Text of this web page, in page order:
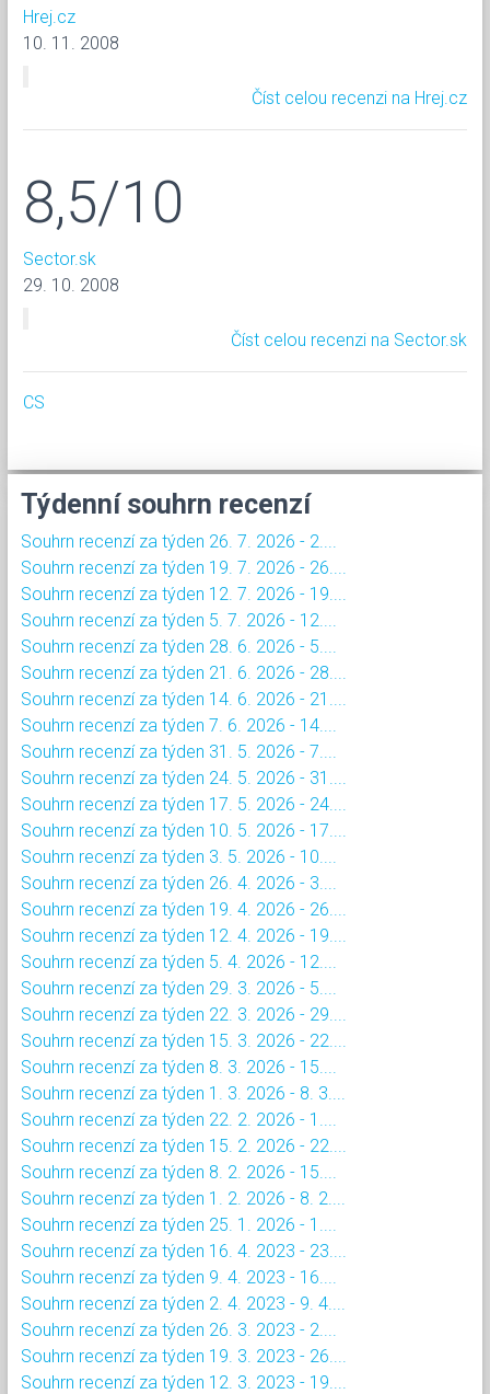
Hrej.cz
10. 11. 2008
Číst celou recenzi na Hrej.cz
8,5/10
Sector.sk
29. 10. 2008
Číst celou recenzi na Sector.sk
CS
Týdenní souhrn recenzí
Souhrn recenzí za týden 26. 7. 2026 - 2....
Souhrn recenzí za týden 19. 7. 2026 - 26....
Souhrn recenzí za týden 12. 7. 2026 - 19....
Souhrn recenzí za týden 5. 7. 2026 - 12....
Souhrn recenzí za týden 28. 6. 2026 - 5....
Souhrn recenzí za týden 21. 6. 2026 - 28....
Souhrn recenzí za týden 14. 6. 2026 - 21....
Souhrn recenzí za týden 7. 6. 2026 - 14....
Souhrn recenzí za týden 31. 5. 2026 - 7....
Souhrn recenzí za týden 24. 5. 2026 - 31....
Souhrn recenzí za týden 17. 5. 2026 - 24....
Souhrn recenzí za týden 10. 5. 2026 - 17....
Souhrn recenzí za týden 3. 5. 2026 - 10....
Souhrn recenzí za týden 26. 4. 2026 - 3....
Souhrn recenzí za týden 19. 4. 2026 - 26....
Souhrn recenzí za týden 12. 4. 2026 - 19....
Souhrn recenzí za týden 5. 4. 2026 - 12....
Souhrn recenzí za týden 29. 3. 2026 - 5....
Souhrn recenzí za týden 22. 3. 2026 - 29....
Souhrn recenzí za týden 15. 3. 2026 - 22....
Souhrn recenzí za týden 8. 3. 2026 - 15....
Souhrn recenzí za týden 1. 3. 2026 - 8. 3....
Souhrn recenzí za týden 22. 2. 2026 - 1....
Souhrn recenzí za týden 15. 2. 2026 - 22....
Souhrn recenzí za týden 8. 2. 2026 - 15....
Souhrn recenzí za týden 1. 2. 2026 - 8. 2....
Souhrn recenzí za týden 25. 1. 2026 - 1....
Souhrn recenzí za týden 16. 4. 2023 - 23....
Souhrn recenzí za týden 9. 4. 2023 - 16....
Souhrn recenzí za týden 2. 4. 2023 - 9. 4....
Souhrn recenzí za týden 26. 3. 2023 - 2....
Souhrn recenzí za týden 19. 3. 2023 - 26....
Souhrn recenzí za týden 12. 3. 2023 - 19....